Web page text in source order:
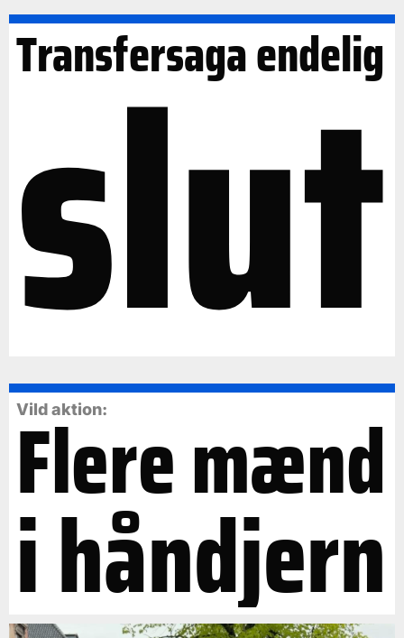
Transfersaga endelig
slut
Vild aktion:
Flere mænd
i håndjern